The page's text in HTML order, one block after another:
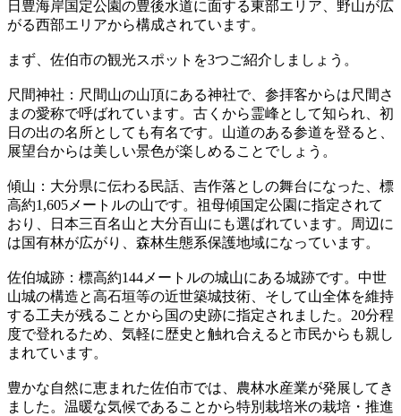
日豊海岸国定公園の豊後水道に面する東部エリア、野山が広
がる西部エリアから構成されています。
まず、佐伯市の観光スポットを3つご紹介しましょう。
尺間神社：尺間山の山頂にある神社で、参拝客からは尺間さ
まの愛称で呼ばれています。古くから霊峰として知られ、初
日の出の名所としても有名です。山道のある参道を登ると、
展望台からは美しい景色が楽しめることでしょう。
傾山：大分県に伝わる民話、吉作落としの舞台になった、標
高約1,605メートルの山です。祖母傾国定公園に指定されて
おり、日本三百名山と大分百山にも選ばれています。周辺に
は国有林が広がり、森林生態系保護地域になっています。
佐伯城跡：標高約144メートルの城山にある城跡です。中世
山城の構造と高石垣等の近世築城技術、そして山全体を維持
する工夫が残ることから国の史跡に指定されました。20分程
度で登れるため、気軽に歴史と触れ合えると市民からも親し
まれています。
豊かな自然に恵まれた佐伯市では、農林水産業が発展してき
ました。温暖な気候であることから特別栽培米の栽培・推進